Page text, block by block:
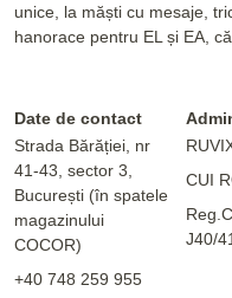
unice, la măști cu mesaje,
hanorace pentru EL și EA,
Date de contact
Strada Bărăției, nr
41-43, sector 3,
București (în spatele
magazinului
COCOR)
+40 748 259 955
CUI
J40/